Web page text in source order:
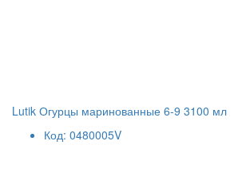
Lutik Огурцы маринованные 6-9 3100 мл
Код: 0480005V